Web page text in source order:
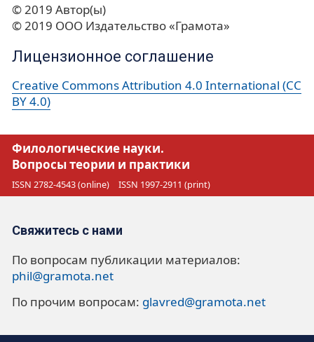
© 2019 Автор(ы)
© 2019 ООО Издательство «Грамота»
Лицензионное соглашение
Creative Commons Attribution 4.0 International (CC
BY 4.0)
Филологические науки.
Вопросы теории и практики
ISSN 2782-4543 (online) ISSN 1997-2911 (print)
Свяжитесь с нами
По вопросам публикации материалов:
phil@gramota.net
По прочим вопросам: glavred@gramota.net